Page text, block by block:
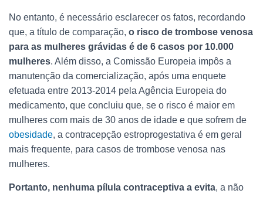
No entanto, é necessário esclarecer os fatos, recordando
que, a título de comparação, o risco de trombose venosa
para as mulheres grávidas é de 6 casos por 10.000
mulheres. Além disso, a Comissão Europeia impôs a
manutenção da comercialização, após uma enquete
efetuada entre 2013-2014 pela Agência Europeia do
medicamento, que concluiu que, se o risco é maior em
mulheres com mais de 30 anos de idade e que sofrem de
obesidade, a contracepção estroprogestativa é em geral
mais frequente, para casos de trombose venosa nas
mulheres.
Portanto, nenhuma pílula contraceptiva a evita, a não